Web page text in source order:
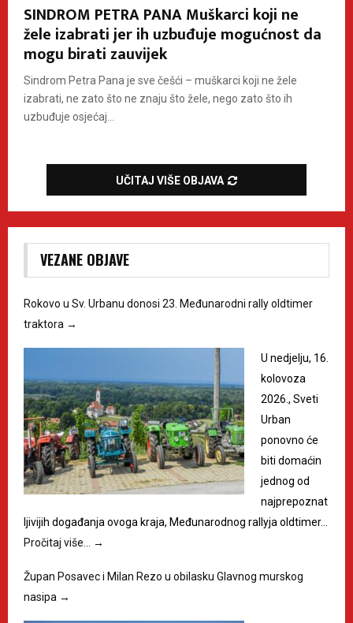
SINDROM PETRA PANA Muškarci koji ne
žele izabrati jer ih uzbuđuje mogućnost da
mogu birati zauvijek
Sindrom Petra Pana je sve češći – muškarci koji ne žele
izabrati, ne zato što ne znaju što žele, nego zato što ih
uzbuđuje osjećaj...
UČITAJ VIŠE OBJAVA
VEZANE OBJAVE
Rokovo u Sv. Urbanu donosi 23. Međunarodni rally oldtimer
traktora →
U nedjelju, 16.
kolovoza
2026., Sveti
Urban
ponovno će
biti domaćin
jednog od
najprepoznat
ljivijih događanja ovoga kraja, Međunarodnog rallyja oldtimer…
Pročitaj više…
→
Župan Posavec i Milan Rezo u obilasku Glavnog murskog
nasipa →